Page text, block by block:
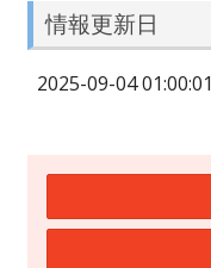
情報更新日
2025-09-04 01:00:01